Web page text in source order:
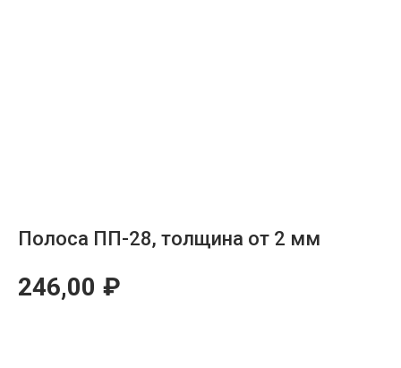
Полоса ПП-28, толщина от 2 мм
246,00 ₽